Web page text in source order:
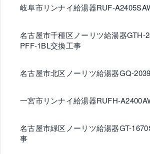
岐阜市リンナイ給湯器RUF-
名古屋市千種区ノーリツ給湯器GTH-
PFF-1BL交換工事
名古屋市北区ノーリツ給湯器GQ-
一宮市リンナイ給湯器RUFH-
名古屋市緑区ノーリツ給湯器GT-
事